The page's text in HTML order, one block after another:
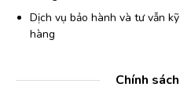
Dịch vụ bảo hành và tư vẫn
hàng
Chính